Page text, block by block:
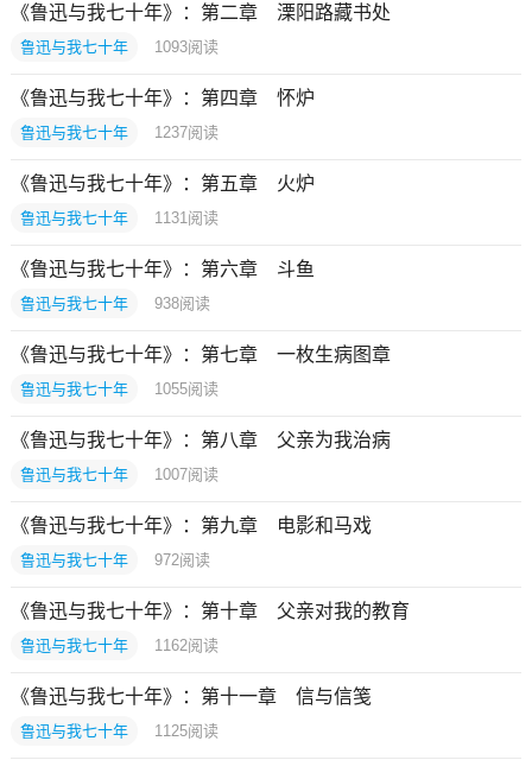
《鲁迅与我七十年》：第二章 溧阳路藏书处
鲁迅与我七十年 1093阅读
《鲁迅与我七十年》：第四章 怀炉
鲁迅与我七十年 1237阅读
《鲁迅与我七十年》：第五章 火炉
鲁迅与我七十年 1131 阅读
《鲁迅与我七十年》：第六章 斗鱼
鲁迅与我七十年 938阅读
《鲁迅与我七十年》：第七章 一枚生病图章
鲁迅与我七十年 1055阅读
《鲁迅与我七十年》：第八章 父亲为我治病
鲁迅与我七十年 1007阅读
《鲁迅与我七十年》：第九章 电影和马戏
鲁迅与我七十年 972阅读
《鲁迅与我七十年》：第十章 父亲对我的教育
鲁迅与我七十年 1162阅读
《鲁迅与我七十年》：第十一章 信与信笺
鲁迅与我七十年 1125阅读